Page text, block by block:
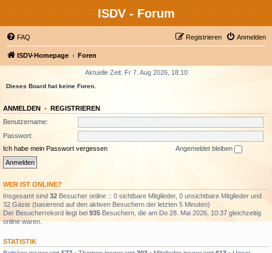
ISDV - Forum
FAQ Anmelden
Registrieren
ISDV-Homepage Foren
Aktuelle Zeit: Fr 7. Aug 2026, 18:10
Dieses Board hat keine Foren.
ANMELDEN • REGISTRIEREN
Benutzername:
Passwort:
Ich habe mein Passwort vergessen
Angemeldet bleiben
WER IST ONLINE?
Insgesamt sind 32 Besucher online :: 0 sichtbare Mitglieder, 0 unsichtbare Mitglieder und
32 Gäste (basierend auf den aktiven Besuchern der letzten 5 Minuten)
Der Besucherrekord liegt bei 935 Besuchern, die am Do 28. Mai 2026, 10:37 gleichzeitig
online waren.
STATISTIK